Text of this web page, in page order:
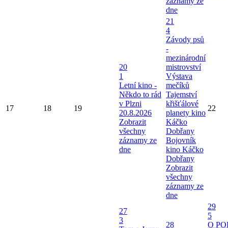
dne
17 18 19
20
1
Letní kino -
Někdo to rád
v Plzni
20.8.2026
Zobrazit
všechny
záznamy ze
dne
21
4
Závody psů
-
mezinárodní
mistrovství
Výstava
mečíků
Tajemství
křišťálové
planety kino
Káčko
Dobřany
Bojovník
kino Káčko
Dobřany
Zobrazit
všechny
záznamy ze
dne
22
27
3
28
29
5
O